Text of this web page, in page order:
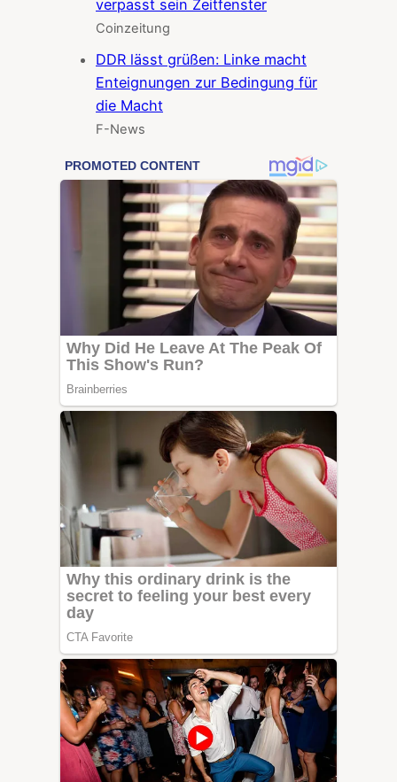
verpasst sein Zeitfenster
Coinzeitung
DDR lässt grüßen: Linke macht
Enteignungen zur Bedingung für
die Macht
F-News